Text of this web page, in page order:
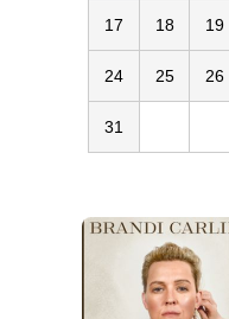
17 18 19
24 25 26
31